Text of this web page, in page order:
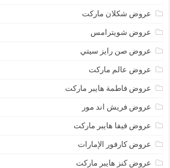
عروض شكلان ماركت
عروض شويترامس
عروض صن رايز سيتي
عروض عالم ماركت
عروض فاطمة هايبر ماركت
عروض فريش اند مور
عروض فيفا هايبر ماركت
عروض كارفور الإمارات
عروض كنز هايبر ماركت